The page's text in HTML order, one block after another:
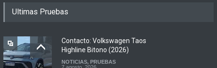
renovadas S2 y Skua 150 en
7 agosto, 2026
Argentina y Ecuador
Ultimas Pruebas
Contacto: Volkswagen Taos
Highline Bitono (2026)
NOTICIAS, PRUEBAS